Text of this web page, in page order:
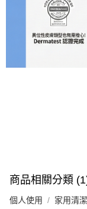
商品相關分類
個人使用 家用清